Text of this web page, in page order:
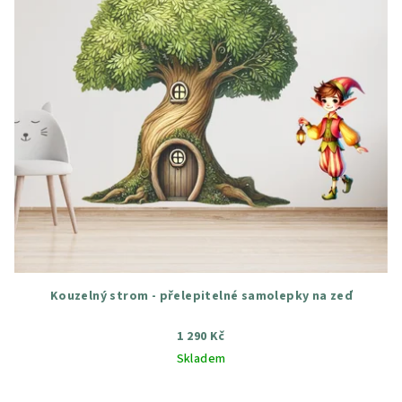
Kouzelný strom - přelepitelné samolepky na zeď
1 290 Kč
Skladem